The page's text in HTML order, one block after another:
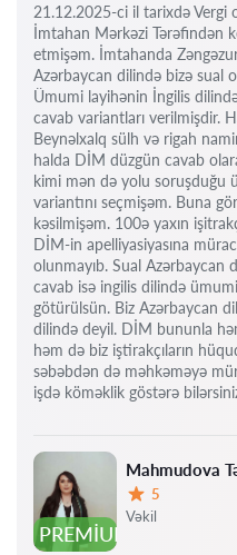
PREMIUM
Mahmudova
Qiymət:
5
Vəkil
21.12.2025-ci il tarixdə Vergi
İmtahan Mərkəzi Tərəfindən
etmişəm. İmtahanda
Azərbaycan dilində bizə sual
Ümumi layihənin İngilis
cavab variantları verilmişdir.
Beynəlxalq sülh və rigah
halda DİM düzgün cavab
kimi mən də yolu soruşduğu
variantını seçmişəm. Buna
kəsilmişəm. 100ə yaxın
DİM-in apelliyasiyasına
olunmayıb. Sual Azərbaycan
cavab isə ingilis dilində
götürülsün. Biz Azərbaycan
dilində deyil. DİM bununla
həm də biz iştirakçıların
səbəbdən də məhkəməyə
işdə köməklik göstərə